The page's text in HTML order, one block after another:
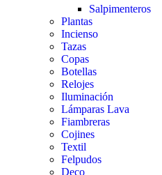
Salpimenteros
Plantas
Incienso
Tazas
Copas
Botellas
Relojes
Iluminación
Lámparas Lava
Fiambreras
Cojines
Textil
Felpudos
Deco